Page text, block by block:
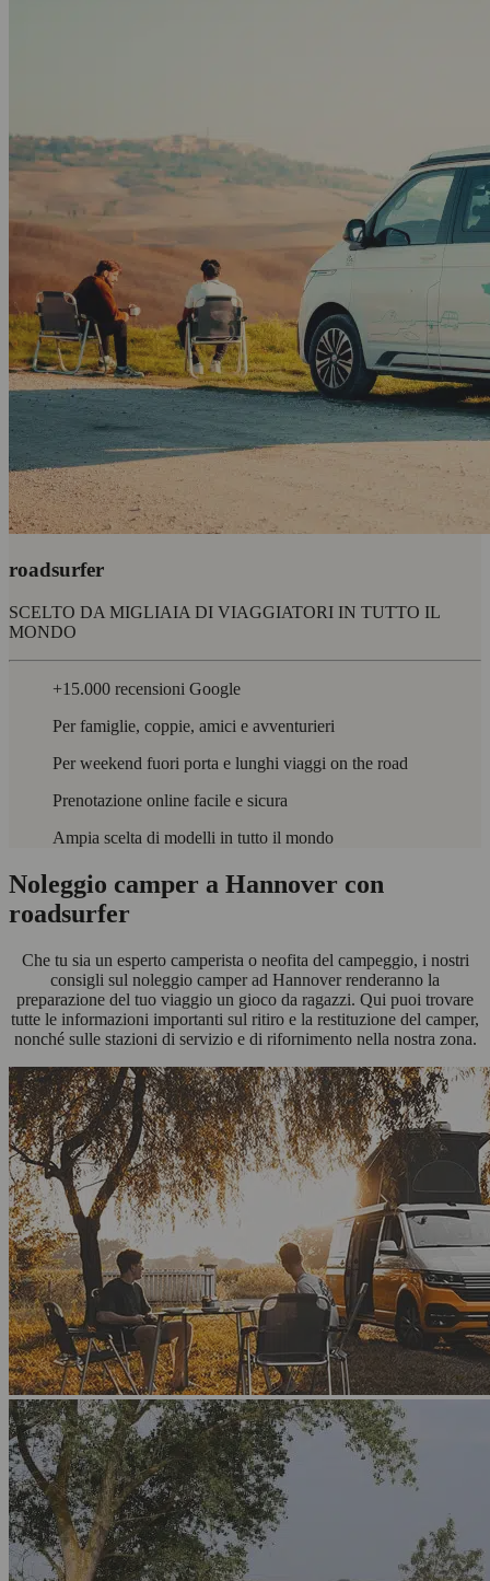
roadsurfer
SCELTO DA MIGLIAIA DI VIAGGIATORI IN TUTTO IL
MONDO
+15.000 recensioni Google
Per famiglie, coppie, amici e avventurieri
Per weekend fuori porta e lunghi viaggi on the road
Prenotazione online facile e sicura
Ampia scelta di modelli in tutto il mondo
Noleggio camper a Hannover con
roadsurfer
Che tu sia un esperto camperista o neofita del campeggio, i nostri
consigli sul noleggio camper ad Hannover renderanno la
preparazione del tuo viaggio un gioco da ragazzi. Qui puoi trovare
tutte le informazioni importanti sul ritiro e la restituzione del camper,
nonché sulle stazioni di servizio e di rifornimento nella nostra zona.